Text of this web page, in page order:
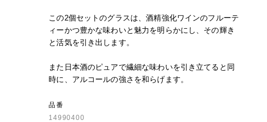
この2個セットのグラスは、酒精強化ワインのフルーテ
ィーかつ豊かな味わいと魅力を明らかにし、その輝き
と活気を引き出します。
また日本酒のピュアで繊細な味わいを引き立てると同
時に、アルコールの強さを和らげます。
品番
14990400